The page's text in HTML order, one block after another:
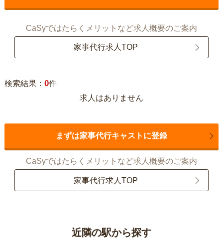
CaSyではたらくメリットなど求人概要のご案内
家事代行求人TOP
検索結果： 0件
求人はありません
まずは家事代行キャストに登録
CaSyではたらくメリットなど求人概要のご案内
家事代行求人TOP
近隣の駅から探す